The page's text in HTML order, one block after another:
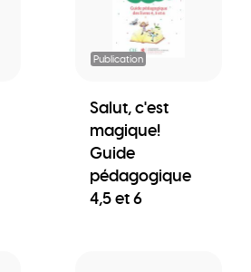
Publication
Salut, c'est
magique!
Guide
pédagogique
4,5 et 6